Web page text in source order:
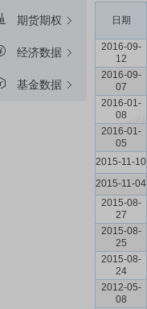
期货期权
经济数据
基金数据
日期
2016-09-
12
2016-09-
07
2016-01-
08
2016-01-
05
2015-11-10
2015-11-04
2015-08-
27
2015-08-
25
2015-08-
24
2012-05-
08